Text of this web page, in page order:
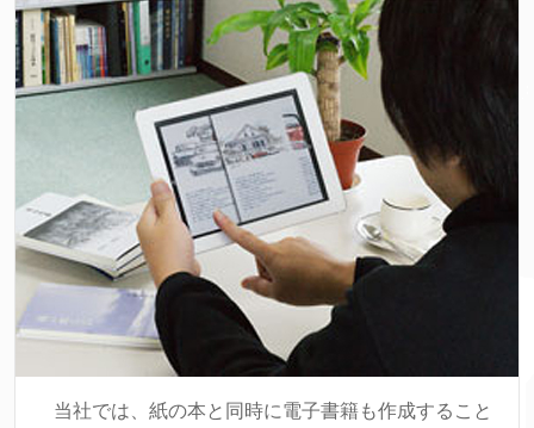
当社では、紙の本と同時に電子書籍も作成すること